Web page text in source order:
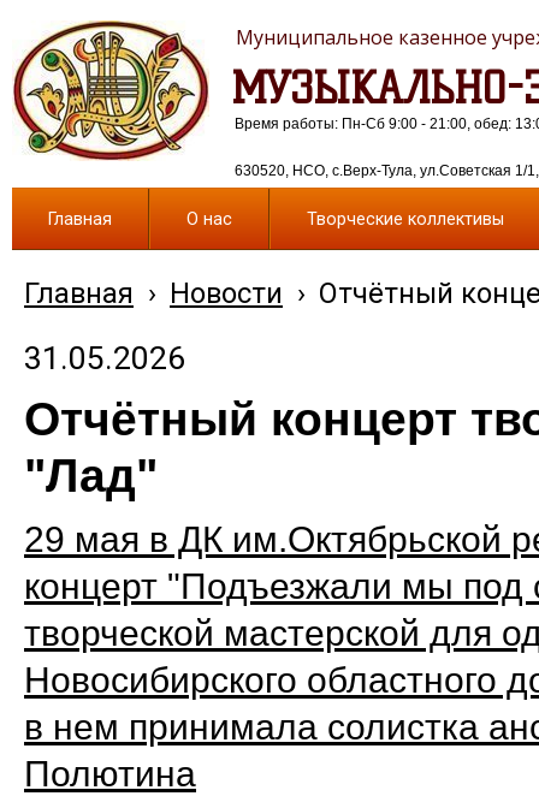
МУЗЫКАЛЬНО-
Муниципальное казенное
630520, НСО, с.Верх-Тула, ул.Советская 1/
Время работы: Пн-Сб 9:00 - 21:00, обед:
Главная О нас Творческие коллективы
Главная › Новости › Отчётный
31.05.2026
Отчётный концерт
"Лад"
29 мая в ДК им.Октябрьской
концерт "Подъезжали мы под
творческой мастерской для
Новосибирского областного
в нем принимала солистка
Полютина